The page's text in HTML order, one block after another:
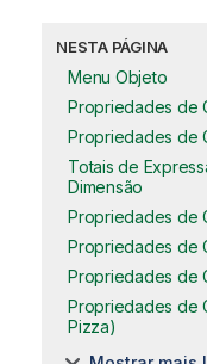
NESTA PÁGINA
Menu Objeto
Propriedades de
Propriedades de
Totais de
Dimensão
Propriedades de
Propriedades de
Propriedades de
Propriedades de
Pizza)